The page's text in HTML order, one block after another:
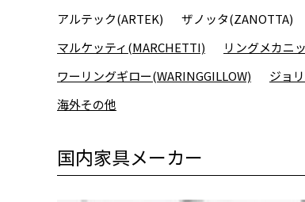
アルテック(ARTEK)
ザノッタ(ZANOTTA)
マルケッティ(MARCHETTI)
リングメカニ
ワーリングギロー(WARINGGILLOW)
ジョ
海外その他
国内家具メーカー